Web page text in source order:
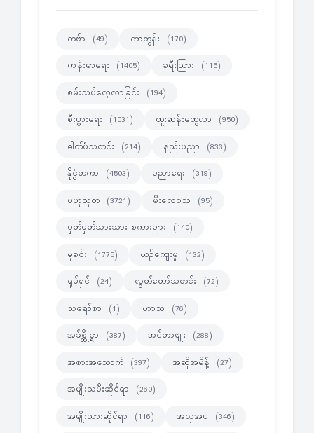
ကဗ်ာ (49) ကာတွန်း (170)
ကျန်းမာရေး (1405) ခရီးသြား (115)
စမ်းသပ်လေ့လာခြင်း (194)
စီးပွားရေး (1031) ထူးဆန်းထွေလာ (950)
ဓါတ်ပုံသတင်း (214) နည်းပညာ (833)
နိုင္ငံတကာ (4503) ပညာရေး (319)
ဗဟုသုတ (3721) မိုးလေဝသ (95)
မှတ်မှတ်သားသား စကားများ (140)
မှုခင်း (1775) ယဉ်ကျေးမှု (132)
ရုပ်ရှင် (24) လွတ်တော်သတင်း (72)
သရော်စာ (1) ဟာသ (76)
အခ်စ္ဆိုင္ရာ (387) အင်တာဗျုး (288)
အစားအသောက် (397) အဆိုအမိန့် (27)
အမျိုးသမီးဆိုင်ရာ (260)
အမျိုးသားဆိုင်ရာ (116) အလှအပ (346)